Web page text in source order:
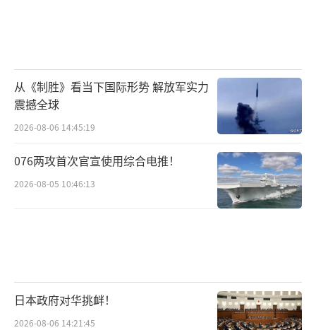
从《制胜》看当下国际形势 解放军实力
震撼全球
2026-08-06 14:45:19
076两攻首次官宣使用综合电推！
2026-08-05 10:46:13
日本政府对华挑衅！
2026-08-06 14:21:45